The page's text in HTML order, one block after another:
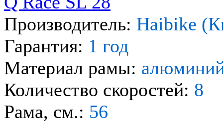
Производитель: Haibike
Гарантия: 1 год
Материал рамы:
Количество скоростей: 8
Рама, см.: 56